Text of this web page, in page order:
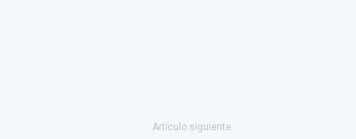
Artículo siguiente